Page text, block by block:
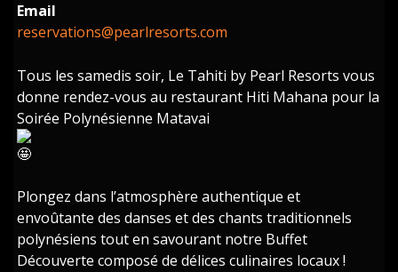
Email
reservations@pearlresorts.com
Tous les samedis soir, Le Tahiti by Pearl Resorts vous
donne rendez-vous au restaurant Hiti Mahana pour la
Soirée Polynésienne Matavai
Plongez dans l’atmosphère authentique et
envoûtante des danses et des chants traditionnels
polynésiens tout en savourant notre Buffet
Découverte composé de délices culinaires locaux !